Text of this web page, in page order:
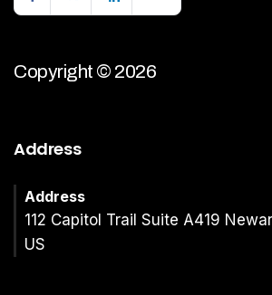
Copyright © 2026
Address
Address
112 Capitol Trail Suite A419
US